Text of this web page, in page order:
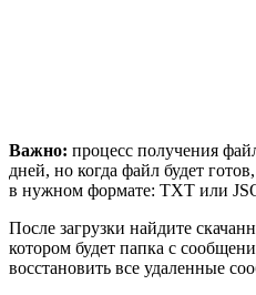
Важно: процесс получения
дней, но когда файл будет
в нужном формате: TXT или
После загрузки найдите
котором будет папка с
восстановить все удаленные